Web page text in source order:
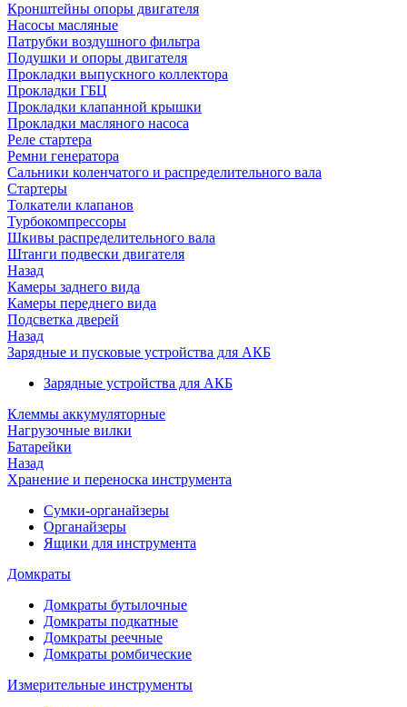
Кронштейны опоры двигателя
Насосы масляные
Патрубки воздушного фильтра
Подушки и опоры двигателя
Прокладки выпускного коллектора
Прокладки ГБЦ
Прокладки клапанной крышки
Прокладки масляного насоса
Реле стартера
Ремни генератора
Сальники коленчатого и распределительного вала
Стартеры
Толкатели клапанов
Турбокомпрессоры
Шкивы распределительного вала
Штанги подвески двигателя
Назад
Камеры заднего вида
Камеры переднего вида
Подсветка дверей
Назад
Зарядные и пусковые устройства для АКБ
Зарядные устройства для АКБ
Клеммы аккумуляторные
Нагрузочные вилки
Батарейки
Назад
Хранение и переноска инструмента
Сумки-органайзеры
Органайзеры
Ящики для инструмента
Домкраты
Домкраты бутылочные
Домкраты подкатные
Домкраты реечные
Домкраты ромбические
Измерительные инструменты